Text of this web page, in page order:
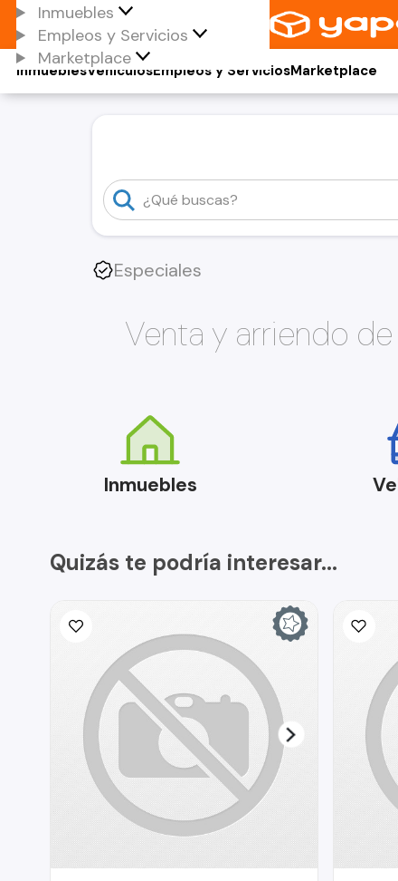
Inmuebles
Empleos y Servicios
Marketplace
Vehículos
Inmuebles Empleos y ServiciosMarketplace
Especiales
Venta y arriendo
Inmuebles
Quizás te podría interesar...